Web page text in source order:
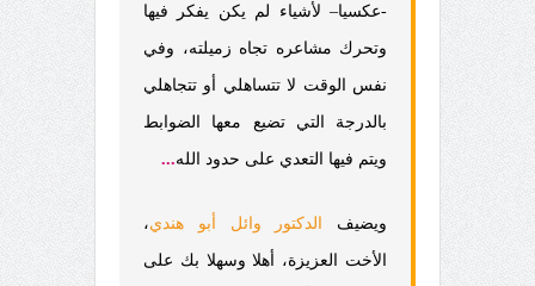
-عكسيا– لأشياء لم يكن يفكر فيها
وتحرك مشاعره تجاه زميلته، وفي
نفس الوقت لا تتساهلي أو تتجاهلي
بالدرجة التي تضيع معها الضوابط
ويتم فيها التعدي على حدود الله...
ويضيف الدكتور وائل أبو هندي،
الأخت العزيزة، أهلا وسهلا بك على